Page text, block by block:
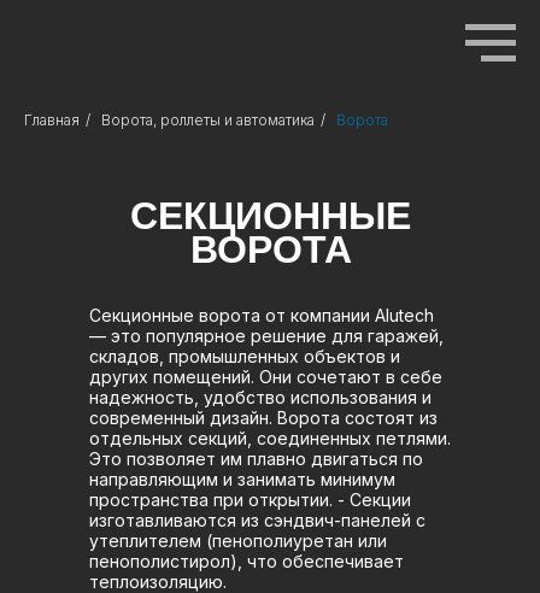
Главная / Ворота, роллеты и автоматика / Ворота
СЕКЦИОННЫЕ
ВОРОТА
Секционные ворота от компании Alutech
— это популярное решение для гаражей,
складов, промышленных объектов и
других помещений. Они сочетают в себе
надежность, удобство использования и
современный дизайн. Ворота состоят из
отдельных секций, соединенных петлями.
Это позволяет им плавно двигаться по
направляющим и занимать минимум
пространства при открытии. - Секции
изготавливаются из сэндвич-панелей с
утеплителем (пенополиуретан или
пенополистирол), что обеспечивает
теплоизоляцию.